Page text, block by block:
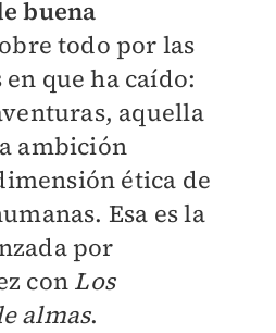
buena
todo por las
que ha caído:
aquella
ambición
ética de
Esa es la
por
con Los
almas.